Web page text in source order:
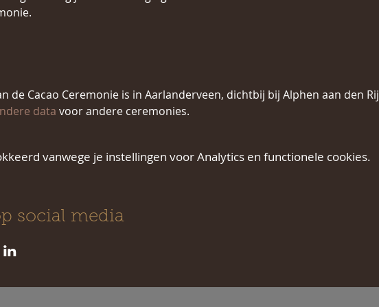
de Cacao Ceremonie is in Aarlanderveen, dichtbij bij Alphen aan den
data voor andere ceremonies.
vanwege je instellingen voor Analytics en functionele cookies.
social media